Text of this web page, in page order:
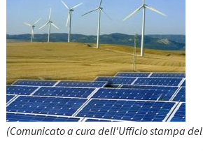
(Comunicato a cura dell'Ufficio stampa